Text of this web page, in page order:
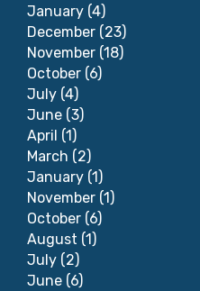
January (4)
December (23)
November (18)
October (6)
July (4)
June (3)
April (1)
March (2)
January (1)
November (1)
October (6)
August (1)
July (2)
June (6)